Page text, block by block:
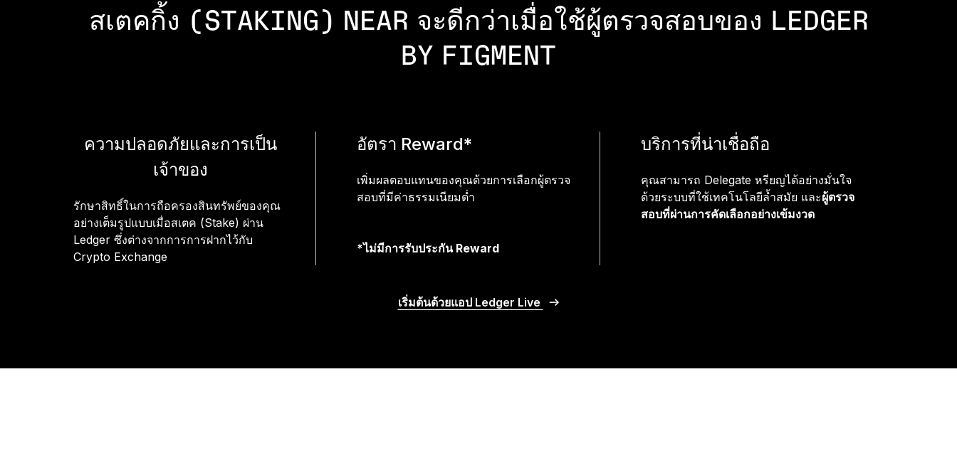
สเตคกิ้ง (STAKING) NEAR จะดีกว่าเมื่อใช้ผู้ตรวจสอบของ LEDGER
BY FIGMENT
ความปลอดภัยและการเป็น
เจ้าของ
รักษาสิทธิ์ในการถือครองสินทรัพย์ของคุณ
อย่างเต็มรูปแบบเมื่อสเตค (Stake) ผ่าน
Ledger ซึ่งต่างจากการการฝากไว้กับ
Crypto Exchange
อัตรา Reward*
เพิ่มผลตอบแทนของคุณด้วยการเลือกผู้ตรวจ
สอบที่มีค่าธรรมเนียมต่ำ
*ไม่มีการรับประกัน Reward
บริการที่น่าเชื่อถือ
คุณสามารถ Delegate หรียญได้อย่างมั่นใจ
ด้วยระบบที่ใช้เทคโนโลยีล้ำสมัย และผู้ตรวจ
สอบที่ผ่านการคัดเลือกอย่างเข้มงวด
เริ่มต้นด้วยแอป Ledger Live